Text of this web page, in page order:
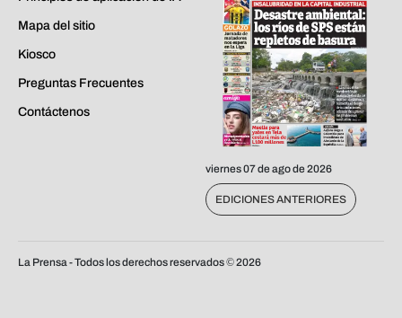
Mapa del sitio
Kiosco
Preguntas Frecuentes
Contáctenos
viernes 07 de ago de 2026
EDICIONES ANTERIORES
La Prensa - Todos los derechos reservados ©2026